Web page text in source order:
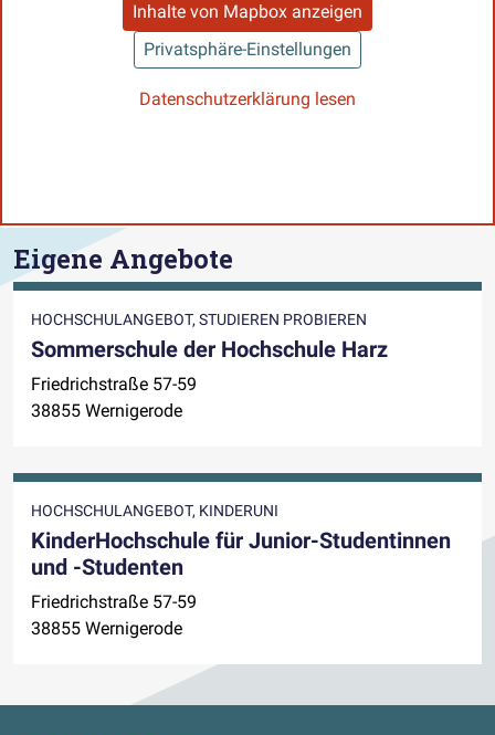
Inhalte von Mapbox anzeigen
Privatsphäre-Einstellungen
Datenschutzerklärung lesen
Eigene Angebote
HOCHSCHULANGEBOT, STUDIEREN PROBIEREN
Sommerschule der Hochschule Harz
Friedrichstraße 57-59
38855 Wernigerode
HOCHSCHULANGEBOT, KINDERUNI
KinderHochschule für Junior-Studentinnen
und -Studenten
Friedrichstraße 57-59
38855 Wernigerode